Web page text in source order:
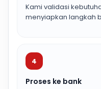
Kami validasi
menyiapkan langkah
4
Proses ke bank